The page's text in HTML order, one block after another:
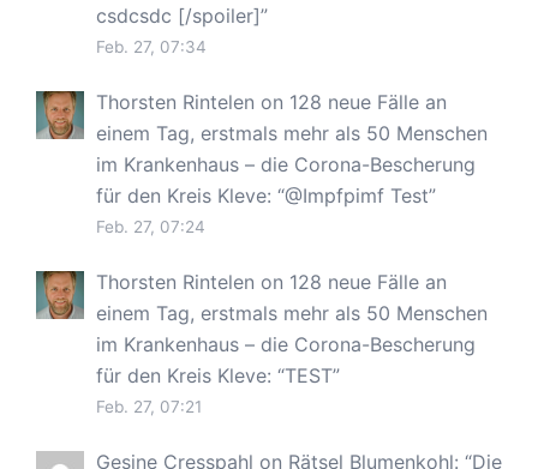
csdcsdc [/spoiler]”
Feb. 27, 07:34
Thorsten Rintelen on 128 neue Fälle an
einem Tag, erstmals mehr als 50 Menschen
im Krankenhaus – die Corona-Bescherung
für den Kreis Kleve: “@Impfpimf Test”
Feb. 27, 07:24
Thorsten Rintelen on 128 neue Fälle an
einem Tag, erstmals mehr als 50 Menschen
im Krankenhaus – die Corona-Bescherung
für den Kreis Kleve: “TEST”
Feb. 27, 07:21
Gesine Cresspahl on Rätsel Blumenkohl: “Die